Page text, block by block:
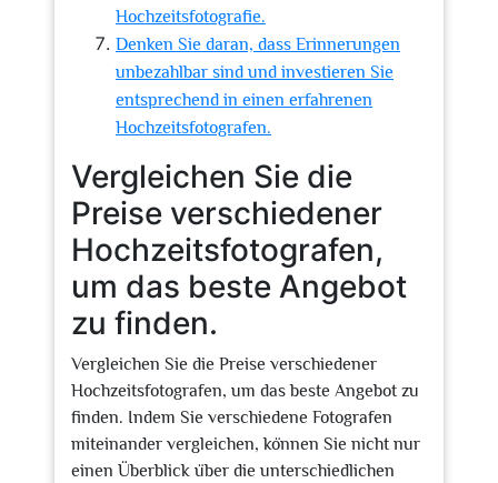
Hochzeitsfotografie.
Denken Sie daran, dass Erinnerungen
unbezahlbar sind und investieren Sie
entsprechend in einen erfahrenen
Hochzeitsfotografen.
Vergleichen Sie die
Preise verschiedener
Hochzeitsfotografen,
um das beste Angebot
zu finden.
Vergleichen Sie die Preise verschiedener
Hochzeitsfotografen, um das beste Angebot zu
finden. Indem Sie verschiedene Fotografen
miteinander vergleichen, können Sie nicht nur
einen Überblick über die unterschiedlichen